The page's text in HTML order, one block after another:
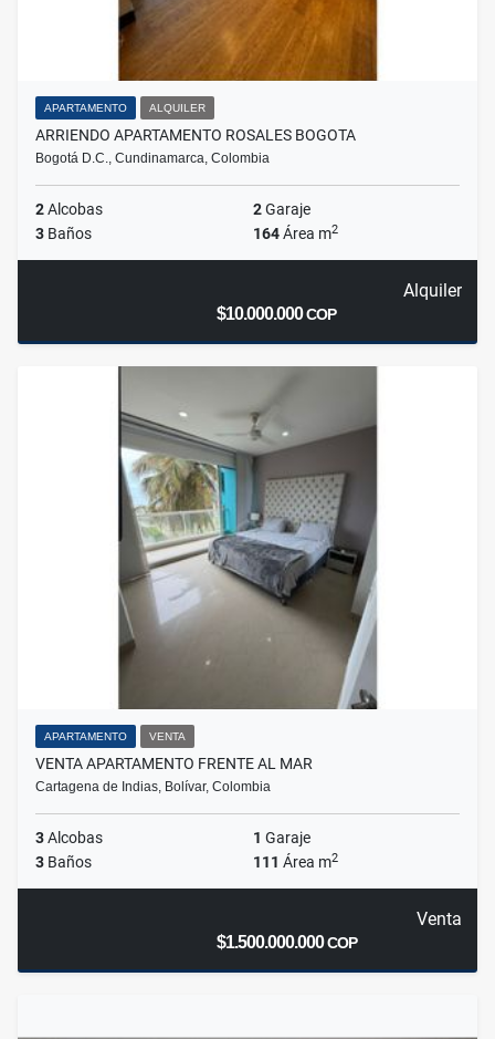
APARTAMENTO ALQUILER
ARRIENDO APARTAMENTO ROSALES BOGOTA
Bogotá D.C., Cundinamarca, Colombia
2Alcobas 2Garaje
3 Baños 164Área m2
Alquiler
$10.000.000COP
APARTAMENTO VENTA
VENTA APARTAMENTO FRENTE AL MAR
Cartagena de Indias, Bolívar, Colombia
3Alcobas 1 Garaje
3 Baños 111 Área m2
Venta
$1.500.000.000COP